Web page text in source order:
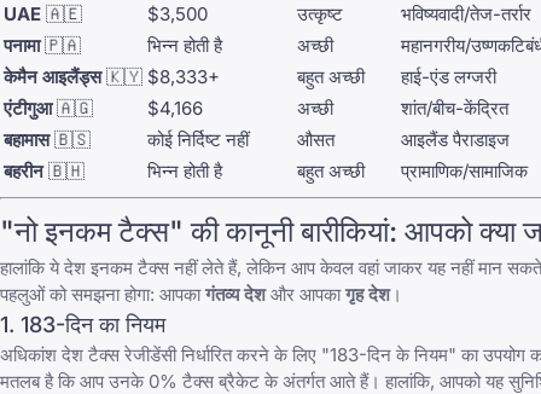
UAE 🇦🇪 $3,500 उत्कृष्ट
भविष्यवादी/तेज-तर्रार
पनामा🇵🇦 भिन्न होती है अच्छी
महानगरीय/
केमैन आइलैंड्स🇰🇾 $8,333+ बहुत अच्छी
हाई-एंड लग्जरी
एंटीगुआ🇦🇬 $4,166 अच्छी
शांत/बीच-केंद्रित
बहामास🇧🇸 कोई निर्दिष्ट नहीं औसत
आइलैंड पैराडाइज
बहरीन🇧🇭 भिन्न होती है बहुत अच्छी प्रामाणिक/सामाजिक
"नो इनकम टैक्स" की कानूनी बारीकियां: आपको क्या
हालांकि ये देश इनकम टैक्स नहीं लेते हैं, लेकिन आप केवल वहां जाकर यह नहीं मान
पहलुओं को समझना होगा: आपकागंतव्य देशऔर आपकागृह देश।
1. 183-दिन का नियम
अधिकांश देश टैक्स रेजीडेंसी निर्धारित करने के लिए "183-दिन के नियम" का
मतलब है कि आप उनके 0% टैक्स ब्रैकेट के अंतर्गत आते हैं। हालांकि, आपको यह